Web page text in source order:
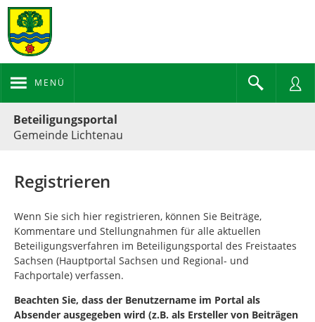
MENÜ
Beteiligungsportal
Gemeinde Lichtenau
Registrieren
Wenn Sie sich hier registrieren, können Sie Beiträge,
Kommentare und Stellungnahmen für alle aktuellen
Beteiligungsverfahren im Beteiligungsportal des Freistaates
Sachsen (Hauptportal Sachsen und Regional- und
Fachportale) verfassen.
Beachten Sie, dass der Benutzername im Portal als
Absender ausgegeben wird (z.B. als Ersteller von Beiträgen